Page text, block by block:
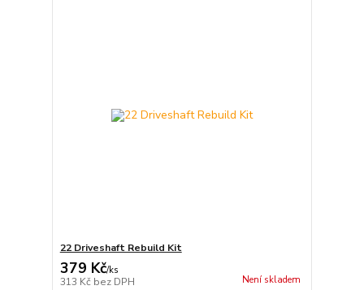
22 Driveshaft Rebuild Kit
379 Kč/ks
313 Kč bez DPH Není skladem